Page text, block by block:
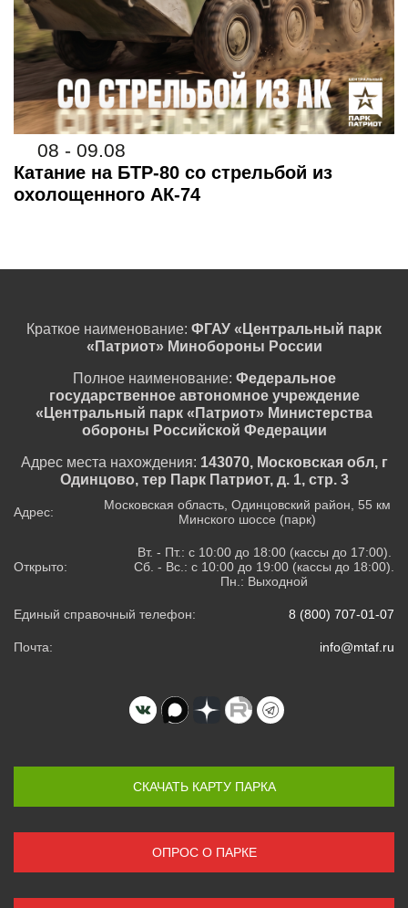
08 - 09.08
Катание на БТР-80 со стрельбой из
охолощенного АК-74
Краткое наименование: ФГАУ «Центральный парк
«Патриот» Минобороны России
Полное наименование: Федеральное
государственное автономное учреждение
«Центральный парк «Патриот» Министерства
обороны Российской Федерации
Адрес места нахождения: 143070, Московская обл, г
Одинцово, тер Парк Патриот, д. 1, стр. 3
Адрес:
Московская область, Одинцовский район, 55 км
Минского шоссе (парк)
Открыто:
Вт. - Пт.: с 10:00 до 18:00 (кассы до 17:00).
Сб. - Вс.: с 10:00 до 19:00 (кассы до 18:00).
Пн.: Выходной
Единый справочный телефон: 8 (800) 707-01-07
Почта: info@mtaf.ru
СКАЧАТЬ КАРТУ ПАРКА
ОПРОС О ПАРКЕ